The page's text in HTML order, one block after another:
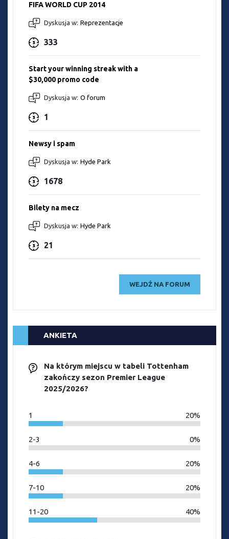
FIFA WORLD CUP 2014
Dyskusja w: Reprezentacje
333
Start your winning streak with a
$30,000 promo code
Dyskusja w: O forum
1
Newsy i spam
Dyskusja w: Hyde Park
1678
Bilety na mecz
Dyskusja w: Hyde Park
21
WEJDŹ NA FORUM
ANKIETA
Na którym miejscu w tabeli Tottenham
zakończy sezon Premier League
2025/2026?
1 20%
2-3 0%
4-6 20%
7-10 20%
11-20 40%